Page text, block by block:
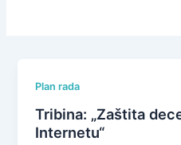
Plan rada
Tribina: „Zaštita
Internetu“